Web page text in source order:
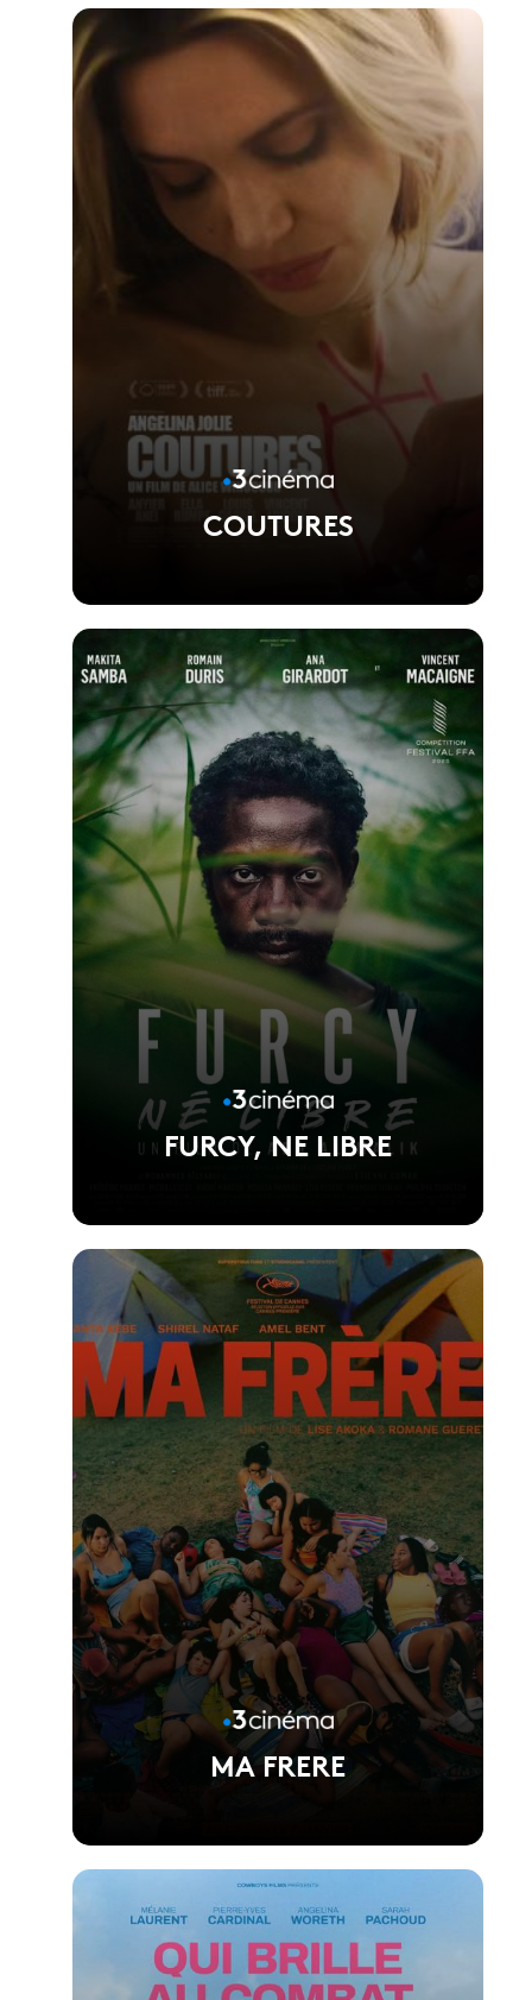
Réalisé par Anthony Dechaux
Voir la fiche du film
COUTURES
Voir la fiche du film
FURCY, NE LIBRE
Voir la fiche du film
MA FRERE
Voir la fiche du film